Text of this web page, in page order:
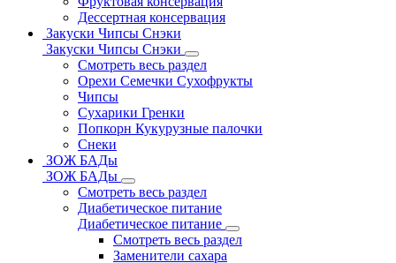
Дессертная консервация
Закуски Чипсы Снэки
Закуски Чипсы Снэки
Смотреть весь раздел
Орехи Семечки Сухофрукты
Чипсы
Сухарики Гренки
Попкорн Кукурузные палочки
Снеки
ЗОЖ БАДы
ЗОЖ БАДы
Смотреть весь раздел
Диабетическое питание
Диабетическое питание
Смотреть весь раздел
Заменители сахара